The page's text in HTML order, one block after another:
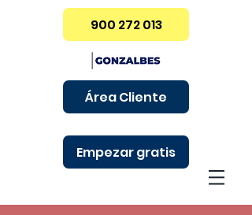
900 272 013
Área Cliente
Empezar gratis